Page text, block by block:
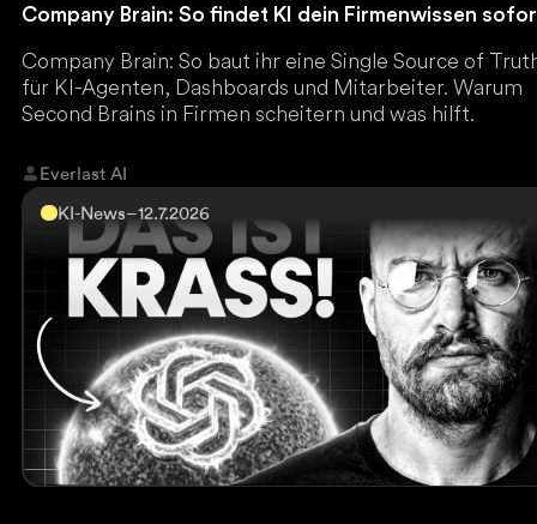
Company Brain: So findet KI dein Firmenwissen
Company Brain: So baut ihr eine Single Source of
für KI-Agenten, Dashboards und Mitarbeiter. Warum
Second Brains in Firmen scheitern und was hilft.
Everlast AI
KI-News–12.7.2026